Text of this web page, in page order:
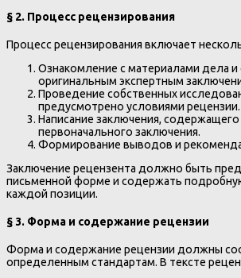
§ 2. Процесс рецензирования
Процесс рецензирования включает
Ознакомление с материалами дела и
оригинальным экспертным
Проведение собственных
предусмотрено условиями рецензии.
Написание заключения, содержащего
первоначального заключения.
Формирование выводов и
Заключение рецензента должно быть
письменной форме и содержать
каждой позиции.
§ 3. Форма и содержание рецензии
Форма и содержание рецензии должны
определенным стандартам. В тексте